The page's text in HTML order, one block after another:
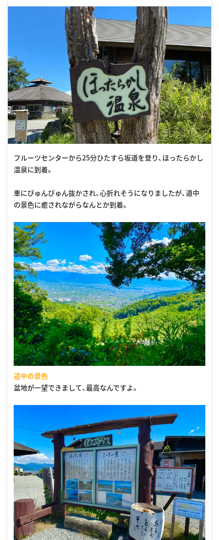
フルーツセンターから25分ひたすら坂道を登り、ほったらかし
温泉に到着。
車にびゅんびゅん抜かされ、心折れそうになりましたが、道中
の景色に癒されながらなんとか到着。
途中の景色
盆地が一望できまして、最高なんですよ。